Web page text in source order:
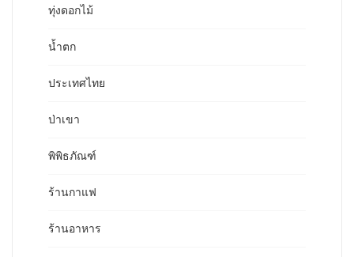
ทุ่งดอกไม้
น้ำตก
ประเทศไทย
ป่าเขา
พิพิธภัณฑ์
ร้านกาแฟ
ร้านอาหาร